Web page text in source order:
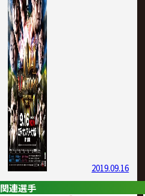
2019.09.16
関連選手